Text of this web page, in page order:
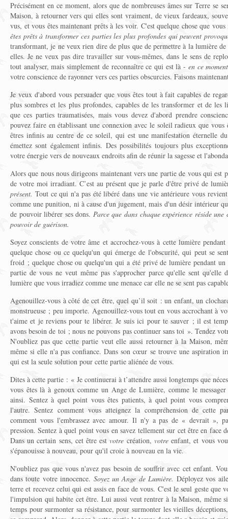
Précisément en ce moment, alors que de nombreuses âmes sur Terre se
Maison, à retourner vers qui elles sont vraiment, de vieux fardeaux,
vus, et vous êtes maintenant prêts à les voir. C'est quelque chose que
êtes prêts à transformer ces parties les plus profondes qui peuvent
transformant, je ne veux rien dire de plus que de permettre à la lumière
elles. Je ne veux pas dire travailler sur vous-mêmes, dans le sens de
tout analyser, mais simplement de reconnaître ce qui est là - en ce moment
votre conscience de rayonner vers ces parties obscurcies. Faisons
Je veux d'abord vous persuader que vous êtes tout à fait capables de
plus sombres et les plus profondes, capables de les transformer et de les
que ces parties traumatisées, mais vous devez d'abord prendre
pouvez faire en établissant une connexion avec le soleil radieux que vous
êtres infinis au centre de ce soleil, qui est une manifestation éternelle
émettez sont également infinis. Des possibilités toujours plus
votre énergie vers de nouveaux endroits afin de réunir la sagesse et
Alors que nous nous dirigeons maintenant vers une partie de vous qui est
de votre moi irradiant. C’est au présent que je parle d'être privé de
présent. Tout ce qui n'a pas été libéré dans une vie antérieure vous
comme une punition, ni à cause d'un jugement, mais d'un désir intérieur
de pouvoir libérer ses dons. Parce que dans chaque expérience réside
pouvoir de guérison.
Soyez conscients de votre âme et accrochez-vous à cette lumière
quelque chose ou ce quelqu'un qui émerge de l'obscurité, qui peut se
froid ; quelque chose ou quelqu'un qui a été privé de lumière pendant
partie de vous ne veut même pas s'approcher parce qu'elle sent qu'elle
lumière que vous irradiez comme une menace car elle ne se sent pas
Agenouillez-vous à côté de cet être, quel qu’il soit : un enfant, un
monstrueuse ; peu importe. Agenouillez-vous tout en vous accrochant à
t'aime et je reviens pour te libérer. Je suis ici pour te sauver ; il est
avons besoin de toi ; nous ne pouvons pas continuer sans toi ». Tendez
N'oubliez pas que cette partie veut elle aussi retourner à la Maison,
même si elle n'a pas confiance. Dans son cœur se trouve une aspiration
qui est la seule solution pour cette partie aliénée de vous.
Dites à cette partie : « Je continuerai à t’attendre aussi longtemps que
vous êtes là à genoux comme un Ange de Lumière, comme le
ainsi. Sentez à quel point vous êtes patients, à quel point vous
l'autre. Sentez comment vous atteignez la compréhension de cette
comment vous l'embrassez avec amour. Il n'y a pas de « devrait »,
pression. Sentez à quel point vous en savez tellement sur cet être en
Dans un certain sens, cet être estvotre création, votreenfant, et vous
s'épanouisse à nouveau, pour qu'il croie à nouveau en la vie.
N'oubliez pas que vous n'avez pas besoin de souffrir avec cet enfant.
dans toute votre innocence. Soyez un Ange de Lumière. Déployez vos
terre et recevez celui qui est assis en face de vous. C'est le seul geste que
l'impulsion qui habite cet être. Lui aussi veut rentrer à la Maison, même
temps pour surmonter sa résistance, pour surmonter les vieilles